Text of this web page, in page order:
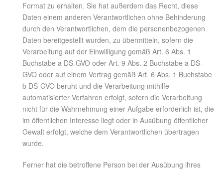
Format zu erhalten. Sie hat außerdem das Recht, diese
Daten einem anderen Verantwortlichen ohne Behinderung
durch den Verantwortlichen, dem die personenbezogenen
Daten bereitgestellt wurden, zu übermitteln, sofern die
Verarbeitung auf der Einwilligung gemäß Art. 6 Abs. 1
Buchstabe a DS-GVO oder Art. 9 Abs. 2 Buchstabe a DS-
GVO oder auf einem Vertrag gemäß Art. 6 Abs. 1 Buchstabe
b DS-GVO beruht und die Verarbeitung mithilfe
automatisierter Verfahren erfolgt, sofern die Verarbeitung
nicht für die Wahrnehmung einer Aufgabe erforderlich ist, die
im öffentlichen Interesse liegt oder in Ausübung öffentlicher
Gewalt erfolgt, welche dem Verantwortlichen übertragen
wurde.
Ferner hat die betroffene Person bei der Ausübung ihres